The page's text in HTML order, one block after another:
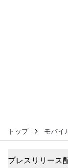
トップ モバイ
プレスリリース